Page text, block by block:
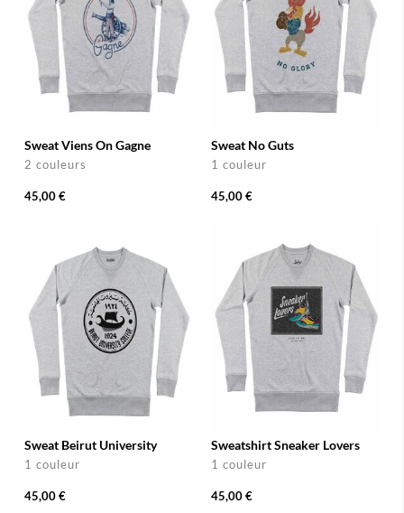
Sweat Viens On Gagne
2 couleurs
45,00 €
Sweat No Guts
1 couleur
45,00 €
Sweat Beirut University
1 couleur
45,00 €
Sweatshirt Sneaker Lovers
1 couleur
45,00 €